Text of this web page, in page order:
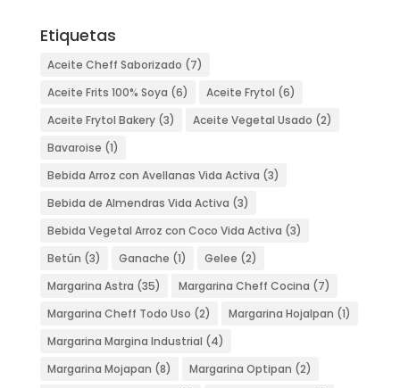
Etiquetas
Aceite Cheff Saborizado (7)
Aceite Frits 100% Soya (6) Aceite Frytol (6)
Aceite Frytol Bakery(3) Aceite Vegetal Usado (2)
Bavaroise (1)
Bebida Arroz con Avellanas Vida Activa (3)
Bebida de Almendras Vida Activa (3)
Bebida Vegetal Arroz con Coco Vida Activa (3)
Betún (3) Ganache (1) Gelee (2)
Margarina Astra (35) Margarina Cheff Cocina (7)
Margarina Cheff Todo Uso (2) Margarina Hojalpan (1)
Margarina Margina Industrial (4)
Margarina Mojapan (8) Margarina Optipan (2)